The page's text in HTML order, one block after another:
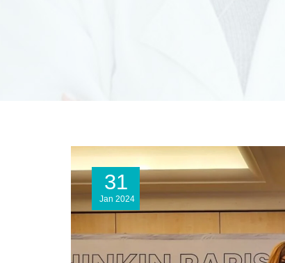
31
Jan 2024